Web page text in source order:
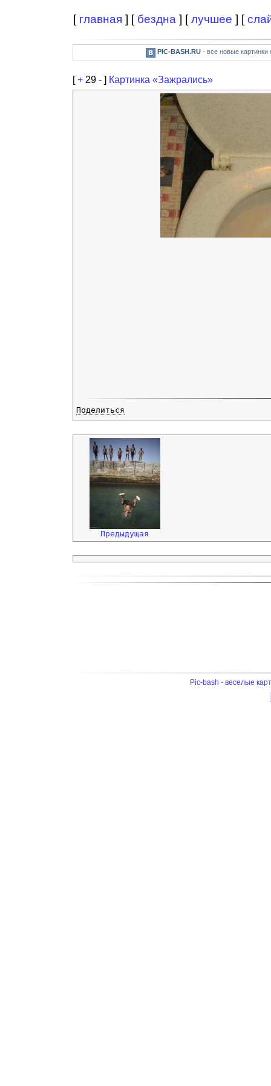
[ главная ] [ бездна ] [лучшее ] [
PIC-BASH.RU- все новые картинки
[+ 29 - ] Картинка «Зажрались»
Поделиться
Предыдущая
Pic-bash - веселые